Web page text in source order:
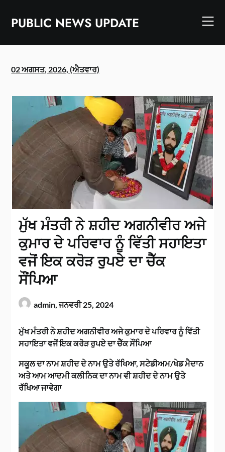
contentPUBLIC NEWS UPDATE
02 ਅਗਸਤ, 2026, (ਐਤਵਾਰ)
ਮੁੱਖ ਮੰਤਰੀ ਨੇ ਸ਼ਹੀਦ ਅਗਨੀਵੀਰ ਅਜੇ
ਕੁਮਾਰ ਦੇ ਪਰਿਵਾਰ ਨੂੰ ਵਿੱਤੀ ਸਹਾਇਤਾ
ਵਜੋਂ ਇਕ ਕਰੋੜ ਰੁਪਏ ਦਾ ਚੈੱਕ
ਸੌਂਪਿਆ
admin,ਜਨਵਰੀ 25, 2024
ਮੁੱਖ ਮੰਤਰੀ ਨੇ ਸ਼ਹੀਦ ਅਗਨੀਵੀਰ ਅਜੇ ਕੁਮਾਰ ਦੇ ਪਰਿਵਾਰ ਨੂੰ ਵਿੱਤੀ
ਸਹਾਇਤਾ ਵਜੋਂ ਇਕ ਕਰੋੜ ਰੁਪਏ ਦਾ ਚੈੱਕ ਸੌਂਪਿਆ
ਸਕੂਲ ਦਾ ਨਾਮ ਸ਼ਹੀਦ ਦੇ ਨਾਮ ਉਤੇ ਰੱਖਿਆ, ਸਟੇਡੀਅਮ/ਖੇਡ ਮੈਦਾਨ
ਅਤੇ ਆਮ ਆਦਮੀ ਕਲੀਨਿਕ ਦਾ ਨਾਮ ਵੀ ਸ਼ਹੀਦ ਦੇ ਨਾਮ ਉਤੇ
ਰੱਖਿਆ ਜਾਵੇਗਾ